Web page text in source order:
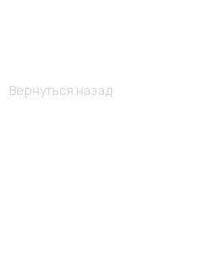
Вернуться назад